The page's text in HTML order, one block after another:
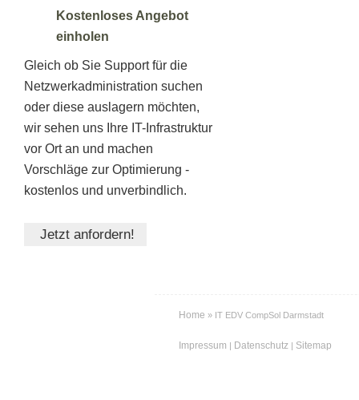
Kostenloses Angebot
einholen
Gleich ob Sie Support für die
Netzwerkadministration suchen
oder diese auslagern möchten,
wir sehen uns Ihre IT-Infrastruktur
vor Ort an und machen
Vorschläge zur Optimierung -
kostenlos und unverbindlich.
Jetzt anfordern!
Home » IT EDV CompSol Darmstadt
Impressum | Datenschutz | Sitemap